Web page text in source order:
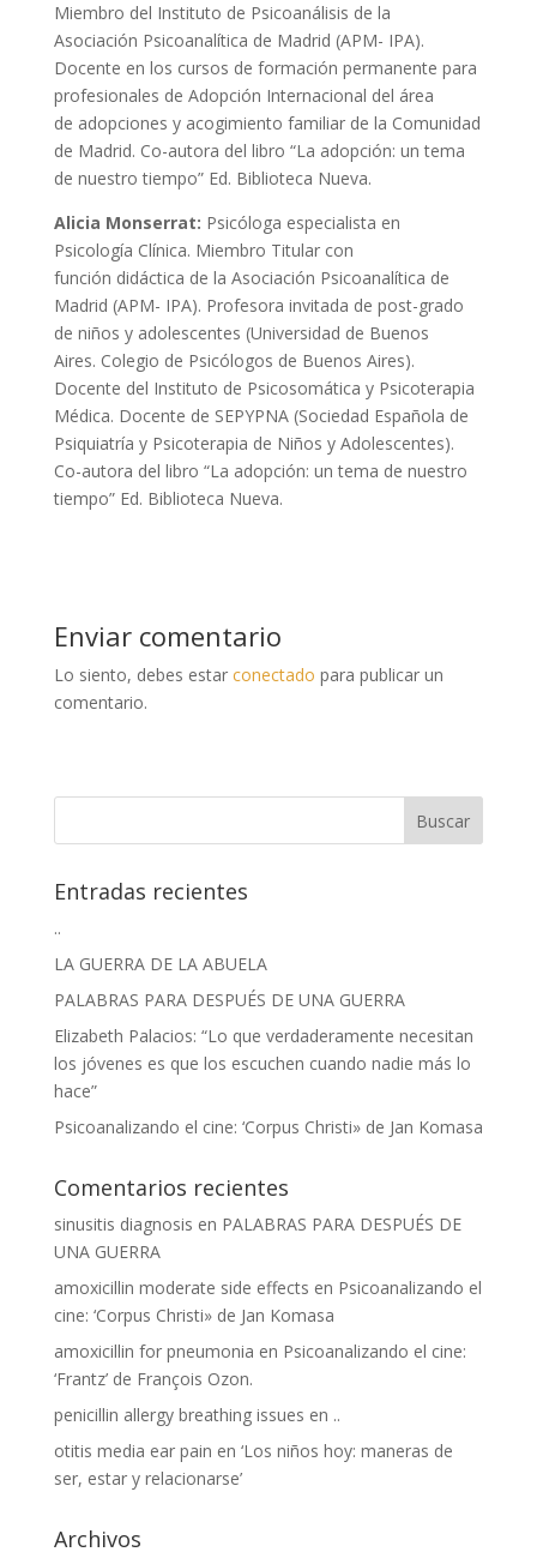
Miembro del Instituto de Psicoanálisis de la
Asociación Psicoanalítica de Madrid (APM- IPA).
Docente en los cursos de formación permanente para
profesionales de Adopción Internacional del área
de adopciones y acogimiento familiar de la Comunidad
de Madrid. Co-autora del libro “La adopción: un tema
de nuestro tiempo” Ed. Biblioteca Nueva.
Alicia Monserrat: Psicóloga especialista en
Psicología Clínica. Miembro Titular con
función didáctica de la Asociación Psicoanalítica de
Madrid (APM- IPA). Profesora invitada de post-grado
de niños y adolescentes (Universidad de Buenos
Aires. Colegio de Psicólogos de Buenos Aires).
Docente del Instituto de Psicosomática y Psicoterapia
Médica. Docente de SEPYPNA (Sociedad Española de
Psiquiatría y Psicoterapia de Niños y Adolescentes).
Co-autora del libro “La adopción: un tema de nuestro
tiempo” Ed. Biblioteca Nueva.
Enviar comentario
Lo siento, debes estar conectado para publicar un
comentario.
Entradas recientes
..
LA GUERRA DE LA ABUELA
PALABRAS PARA DESPUÉS DE UNA GUERRA
Elizabeth Palacios: “Lo que verdaderamente necesitan
los jóvenes es que los escuchen cuando nadie más lo
hace”
Psicoanalizando el cine: ‘Corpus Christi» de Jan Komasa
Comentarios recientes
sinusitis diagnosis en PALABRAS PARA DESPUÉS DE
UNA GUERRA
amoxicillin moderate side effects en Psicoanalizando el
cine: ‘Corpus Christi» de Jan Komasa
amoxicillin for pneumonia en Psicoanalizando el cine:
‘Frantz’ de François Ozon.
penicillin allergy breathing issues en ..
otitis media ear pain en ‘Los niños hoy: maneras de
ser, estar y relacionarse’
Archivos